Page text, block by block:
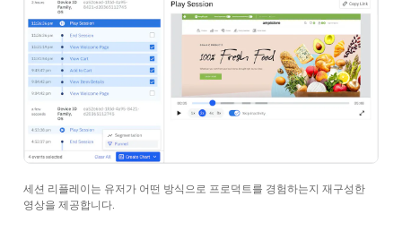
세션 리플레이는 유저가 어떤 방식으로 프로덕트를 경험하는지 재구성한
영상을 제공합니다.